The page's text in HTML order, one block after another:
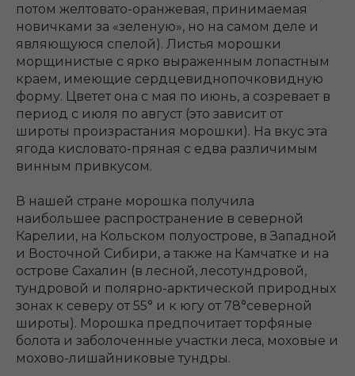
потом желтовато-оранжевая, принимаемая
новичками за «зеленую», но на самом деле и
являющуюся спелой). Листья морошки
морщинистые с ярко выраженным лопастным
краем, имеющие сердцевиднопочковидную
форму. Цветет она с мая по июнь, а созревает в
период с июля по август (это зависит от
широты произрастания морошки). На вкус эта
ягода кисловато-пряная с едва различимым
винным привкусом.
В нашей стране морошка получила
наибольшее распространение в северной
Карелии, на Кольском полуострове, в Западной
и Восточной Сибири, а также на Камчатке и на
острове Сахалин (в лесной, лесотундровой,
тундровой и полярно-арктической природных
зонах к северу от 55° и к югу от 78°северной
широты). Морошка предпочитает торфяные
болота и заболоченные участки леса, моховые и
мохово-лишайниковые тундры.